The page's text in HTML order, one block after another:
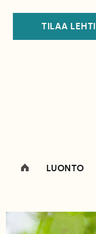
TILAA LEHTI
LUONTO